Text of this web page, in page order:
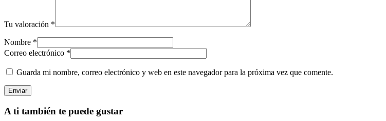
Tu valoración *
Nombre *
Correo electrónico *
Guarda mi nombre, correo electrónico y web en este navegador para la próxima vez que comente.
Enviar
A ti también te puede gustar